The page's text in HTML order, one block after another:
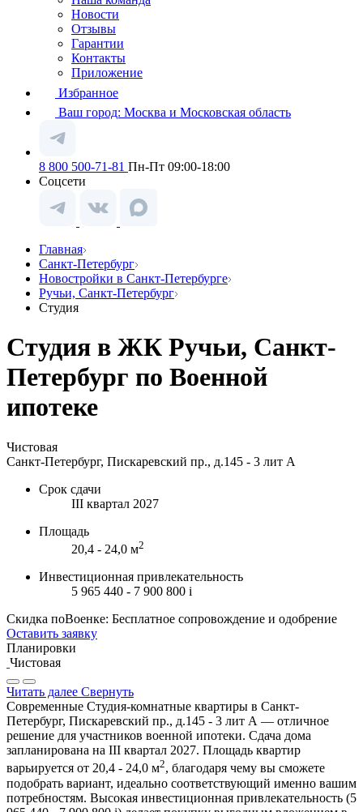
Новости
Отзывы
Гарантии
Контакты
Приложение
Избранное
Ваш город: Москва и Московская область
8 800 500-71-81 Пн-Пт 09:00-18:00
Соцсети
Главная
Санкт-Петербург
Новостройки в Санкт-Петербурге
Ручьи, Санкт-Петербург
Студия
Студия в ЖК Ручьи, Санкт-
Петербург по Военной
ипотеке
Чистовая
Санкт-Петербург, Пискаревский пр., д.145 - 3 лит А
Срок сдачи
III квартал 2027
Площадь
20,4 - 24,0 м2
Инвестиционная привлекательность
5 965 440 - 7 900 800 i
Скидка поВоенке: Бесплатное сопровождение и одобрение
Оставить заявку
Планировки
Чистовая
Читать далее Свернуть
Современные Студия-комнатные квартиры в Санкт-
Петербург, Пискаревский пр., д.145 - 3 лит А — отличное
решение для участников военной ипотеки. Сдача дома
запланирована на III квартал 2027. Площадь квартир
варьируется от 20,4 - 24,0 м2, благодаря чему вы сможете
подобрать вариант, идеально соответствующий именно вашим
потребностям. Высокая инвестиционная привлекательность (5